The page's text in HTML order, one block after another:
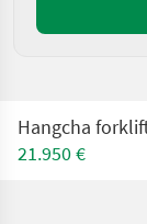
21.950 €